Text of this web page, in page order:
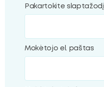
Pakartokite slaptažodį
Mokėtojo el. paštas